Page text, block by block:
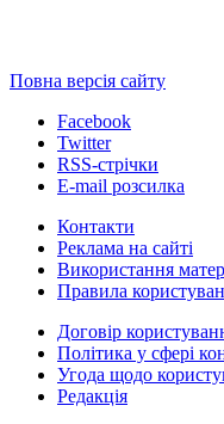
Повна версія сайту
Facebook
Twitter
RSS-стрічки
E-mail розсилка
Контакти
Реклама на сайті
Використання
Правила
Договір
Політика у сфері
Угода щодо
Редакція